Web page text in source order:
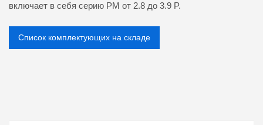
включает в себя серию PM от 2.8 до 3.9 P.
Список комплектующих на складе